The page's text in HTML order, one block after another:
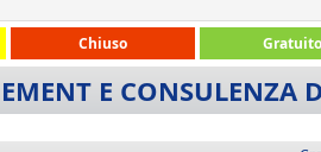
Chiuso Gratuito
E CONSULENZA